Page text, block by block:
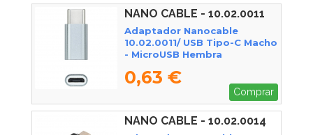
NANO CABLE - 10.02.0011
Adaptador Nanocable
10.02.0011/ USB Tipo-C Macho
- MicroUSB Hembra
0,63 €
Comprar
NANO CABLE - 10.02.0014